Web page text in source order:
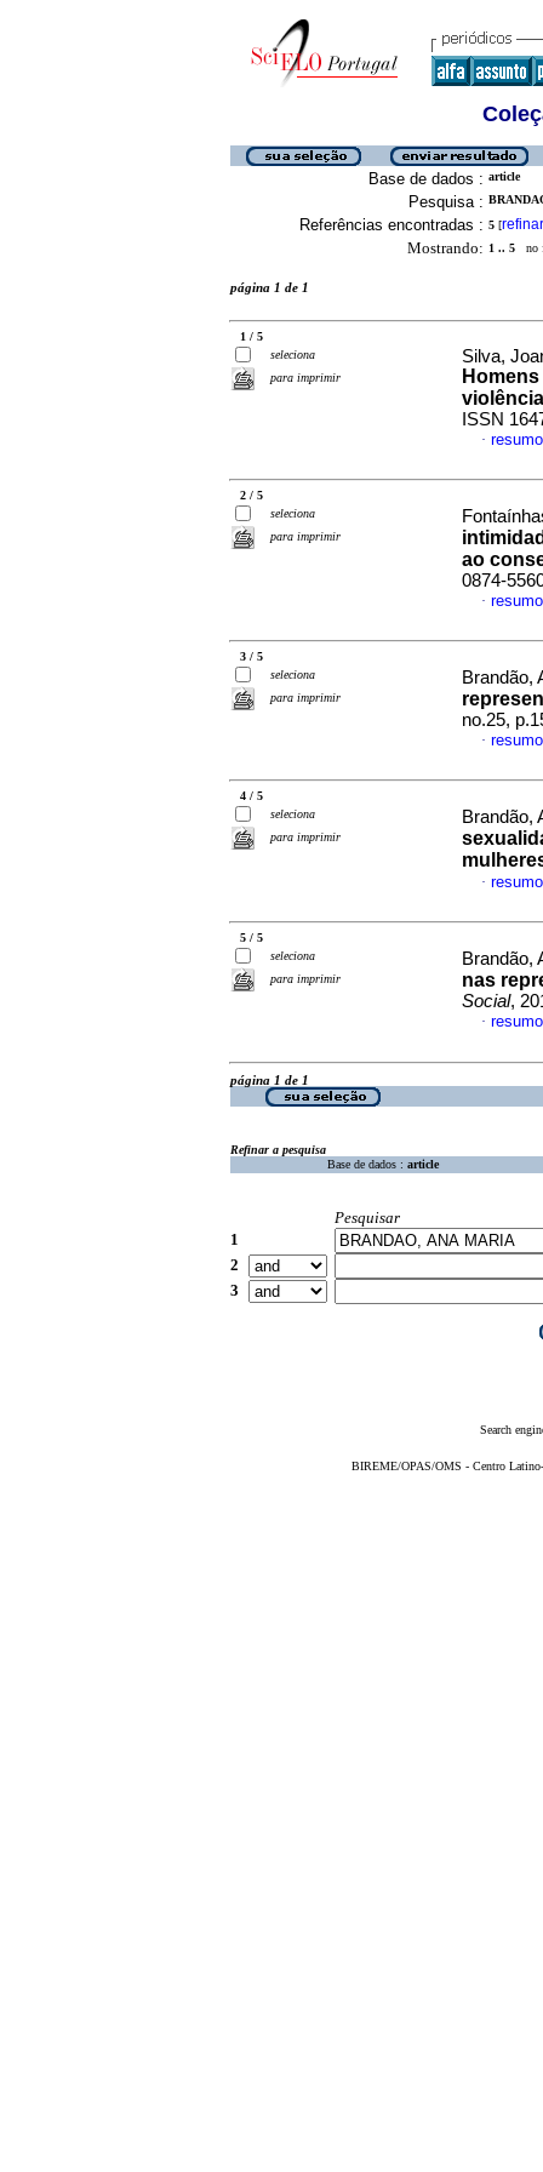
Base de dados : article
Pesquisa :
Referências encontradas : 5 [refinar
Mostrando: 1 .. 5 no
página 1 de 1
1 / 5
seleciona
para imprimir
Silva,
ISSN
·
2 / 5
seleciona
para imprimir
ao
0874-
·
3 / 5
seleciona
para imprimir
Brandão,
no.25,
·
4 / 5
seleciona
para imprimir
Brandão,
·
5 / 5
seleciona
para imprimir
Brandão,
nas
Social,
·
página 1 de 1
Refinar a pesquisa
Base de dados : article
Pesquisar
1
2
3
Search
BIREME/OPAS/OMS - Centro Latino-